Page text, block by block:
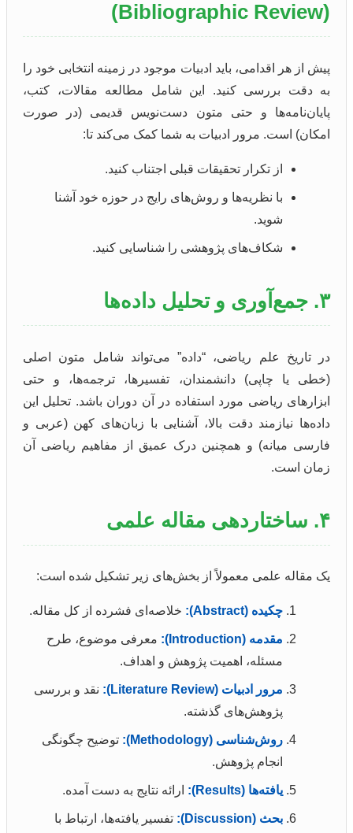
(Bibliographic Review)
پیش از هر اقدامی، باید ادبیات موجود در زمینه انتخابی خود را
به دقت بررسی کنید. این شامل مطالعه مقالات، کتب،
پایان‌نامه‌ها و حتی متون دست‌نویس قدیمی (در صورت
امکان) است. مرور ادبیات به شما کمک می‌کند تا:
از تکرار تحقیقات قبلی اجتناب کنید.
با نظریه‌ها و روش‌های رایج در حوزه خود آشنا
شوید.
شکاف‌های پژوهشی را شناسایی کنید.
۳. جمع‌آوری و تحلیل داده‌ها
در تاریخ علم ریاضی، “داده” می‌تواند شامل متون اصلی
(خطی یا چاپی) دانشمندان، تفسیرها، ترجمه‌ها، و حتی
ابزارهای ریاضی مورد استفاده در آن دوران باشد. تحلیل این
داده‌ها نیازمند دقت بالا، آشنایی با زبان‌های کهن (عربی و
فارسی میانه) و همچنین درک عمیق از مفاهیم ریاضی آن
زمان است.
۴. ساختاردهی مقاله علمی
یک مقاله علمی معمولاً از بخش‌های زیر تشکیل شده است:
چکیده (Abstract): خلاصه‌ای فشرده از کل مقاله.
مقدمه (Introduction):
معرفی موضوع، طرح
مسئله، اهمیت پژوهش و اهداف.
مرور ادبیات (Literature Review):
نقد و بررسی
پژوهش‌های گذشته.
روش‌شناسی (Methodology):
توضیح چگونگی
انجام پژوهش.
یافته‌ها (Results): ارائه نتایج به دست آمده.
بحث (Discussion):
تفسیر یافته‌ها، ارتباط با